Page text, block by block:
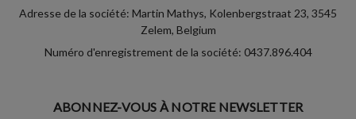
Adresse de la société: Martin Mathys, Kolenbergstraat 23, 3545
Zelem, Belgium
Numéro d'enregistrement de la société: 0437.896.404
ABONNEZ-VOUS À NOTRE NEWSLETTER